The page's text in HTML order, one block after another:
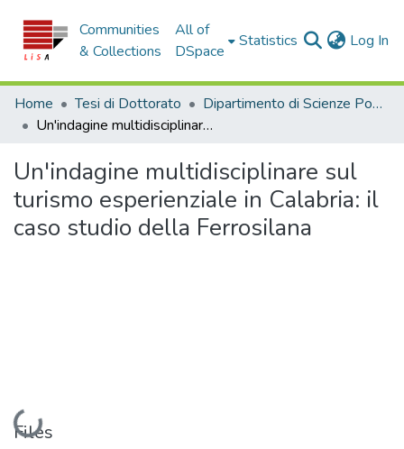
Communities
& Collections
All of
DSpace
Statistics Log In
Home Tesi di Dottorato
Dipartimento di Scienze Politiche e Sociali - Tesi di Dottorato
Un'indagine multidisciplinare sul turismo esperienziale in Calabria: il caso studio della Ferrosilana
Un'indagine multidisciplinare sul
turismo esperienziale in Calabria: il
caso studio della Ferrosilana
Loading...
Files